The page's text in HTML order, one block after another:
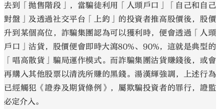
去到「拋售階段」，當騙徒利用「人頭戶口」「自己和自己
對盤」及透過社交平台「上釣」的投資者推高股價後，股價
升到某個高位，詐騙集團認為可以獲利時，便會透過「人頭
戶口」沽貨，股價便會即時大瀉80%、90%，這就是典型的
「唱高散貨」騙局運作模式。而詐騙集團沽貨賺錢後，或會
再購入其他股票以清洗所賺的黑錢。湯漢輝強調，上述行為
已經觸犯《證券及期貨條例》，屬欺騙投資者的罪行，證監
必定介入。